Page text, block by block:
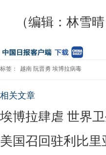
（编辑：林雪晴
标签： 越南 阮晋勇 埃博拉病毒
相关文章
埃博拉肆虐 世界
美国召回驻利比